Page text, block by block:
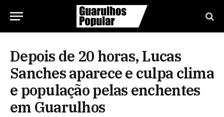
Depois de 20 horas, Lucas
Sanches aparece e culpa clima
e população pelas enchentes
em Guarulhos